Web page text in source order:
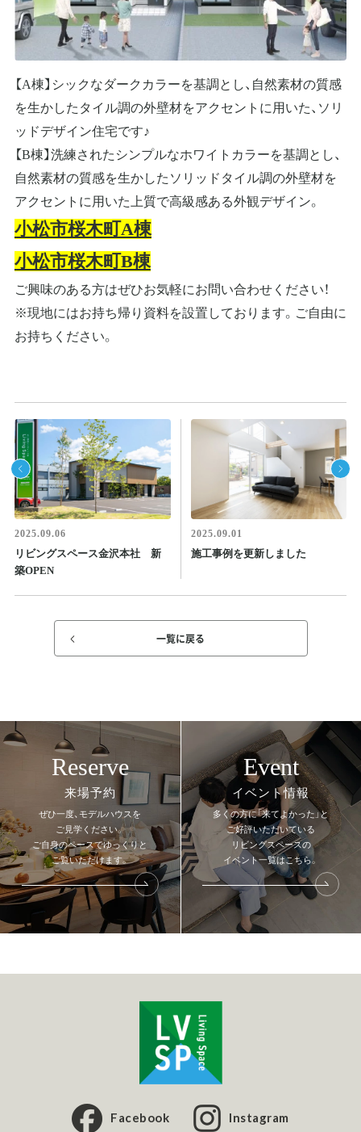
【A棟】シックなダークカラーを基調とし、自然素材の質感
を生かしたタイル調の外壁材をアクセントに用いた、ソリ
ッドデザイン住宅です♪
【B棟】洗練されたシンプルなホワイトカラーを基調とし、
自然素材の質感を生かしたソリッドタイル調の外壁材を
アクセントに用いた上質で高級感ある外観デザイン。
小松市桜木町A棟
小松市桜木町B棟
ご興味のある方はぜひお気軽にお問い合わせください！
※現地にはお持ち帰り資料を設置しております。ご自由に
お持ちください。
2025.09.06
リビングスペース金沢本社 新
築OPEN
2025.09.01
施工事例を更新しました
一覧に戻る
Reserve
来場予約
ぜひ一度、モデルハウスを
ご見学ください。
ご自身のペースでゆっくりと
ご覧いただけます。
Event
イベント情報
多くの方に「来てよかった」と
ご好評いただいている
リビングスペースの
イベント一覧はこちら。
Facebook Instagram